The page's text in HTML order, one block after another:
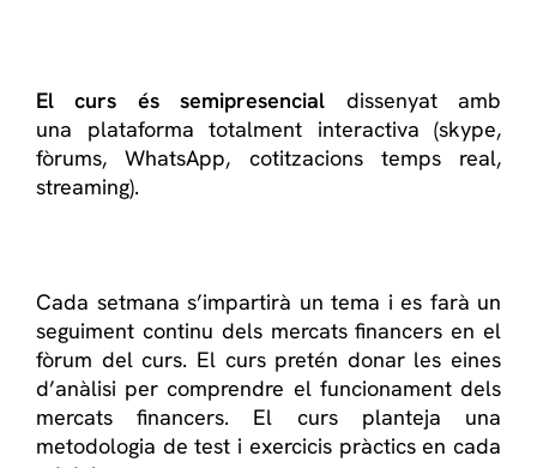
El curs és semipresencial dissenyat
amb
una
plataforma totalment interactiva (skype,
fòrums, WhatsApp, cotitzacions
temps real,
streaming).
Cada setmana s’impartirà un tema i es farà un
seguiment continu dels mercats financers en el
fòrum del curs. El curs pretén donar les eines
d’anàlisi per comprendre el funcionament dels
mercats
financers. El curs
planteja una
metodologia de test i exercicis pràctics en cada